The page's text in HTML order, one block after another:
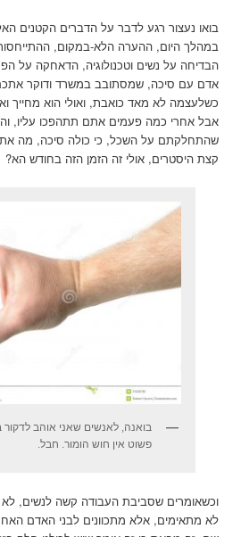
בואו נעצור רגע לדבר על הדברים הקטנים
במהלך היום, ההערה הלא-במקום,
הבדיחה על נשים וטכנולוגיה, הדאחקה על
אדם עם סיכה, שמסתובב במשרד ודוקר
כשלעצמה לא מאד כואבת, ואולי הוא מחייך
אבל אחרי כמה פעמים אתם תתהפכו עליו,
שהתחלקתם על השכל, כי כולה סיכה, מה
קצת היסטרים, אולי זה הזמן הזה בחודש הא?
בואנה, לאנשים שאני אוהב
פשוט אין חוש הומור. חבל.
וכשאומרים שסביבת העבודה קשה לנשים, לא
לא מתאימים, אלא מתכוונים לבני האדם